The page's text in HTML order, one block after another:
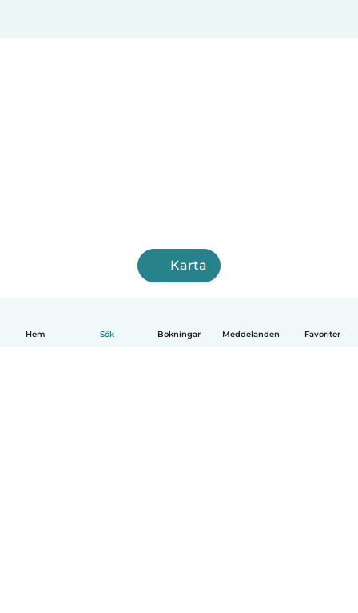
Hem Sök Bokningar Meddelanden Favoriter
Karta